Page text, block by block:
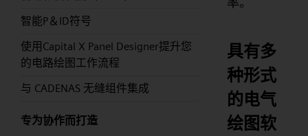
智能P＆ID符号
使用Capital X Panel Designer提升您
的电路绘图工作流程
与 CADENAS 无缝组件集成
专为协作而打造
具有多
种形式
的电气
绘图软